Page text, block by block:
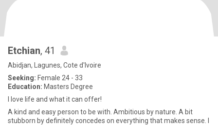
Etchian, 41
Abidjan, Lagunes, Cote d'Ivoire
Seeking: Female 24 - 33
Education: Masters Degree
I love life and what it can offer!
A kind and easy person to be with. Ambitious by nature. A bit
stubborn by definitely concedes on everything that makes sense. I